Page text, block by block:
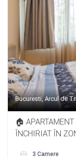
Bucuresti, Arcul de
🏠
ÎNCHIRIAT ÎN
3 Camere